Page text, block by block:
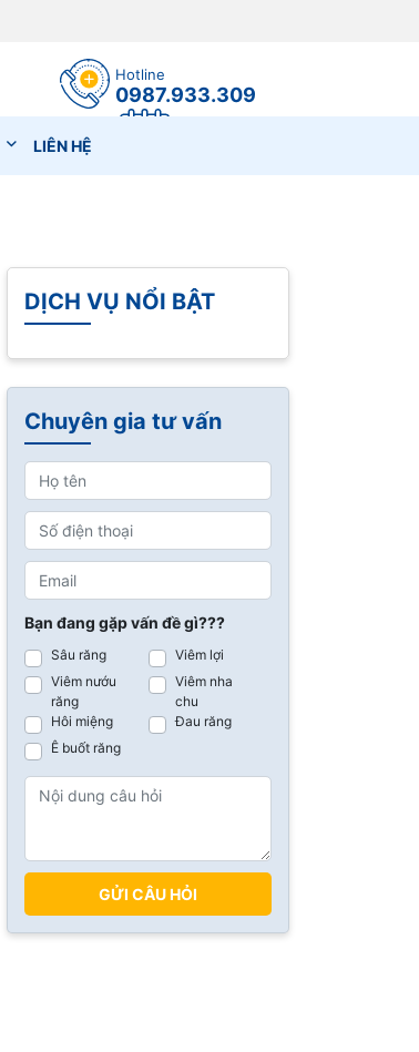
Hotline
0987.933.309
LIÊN HỆ
DỊCH VỤ NỔI BẬT
Chuyên gia tư vấn
Bạn đang gặp vấn đề gì???
Sâu răng
Viêm lợi
Viêm nướu
răng
Viêm nha
chu
Hôi miệng
Đau răng
Ê buốt răng
GỬI CÂU HỎI